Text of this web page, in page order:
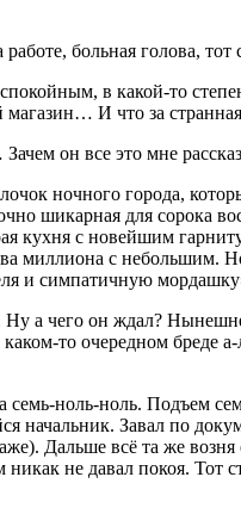
больная голова,
в какой-то
И что за
он все это мне
ночного города,
шикарная для сорока
кухня с новейшим
миллиона с небольшим.
и симпатичную
а чего он ждал?
то очередном бреде
ноль-ноль. Подъем
начальник. Завал по
Дальше всё та же
не давал покоя. Тот